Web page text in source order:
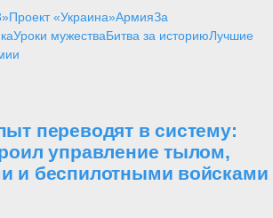
Проект «Украина»АрмияЗа
Уроки мужестваБитва за историюЛучшие
переводят в систему:
управление тылом,
и беспилотными войсками